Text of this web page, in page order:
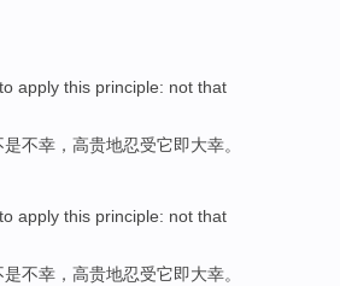
to apply this principle: not that
是不幸，高贵地忍受它即大幸。
to apply this principle: not that
是不幸，高贵地忍受它即大幸。